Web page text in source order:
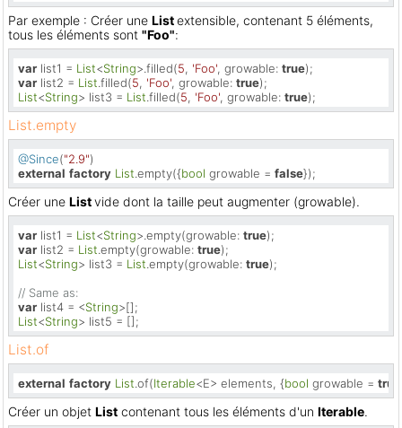
Par exemple : Créer une Listextensible, contenant 5 éléments,
tous les éléments sont "Foo":
var list1 = List<String>.filled(5, 'Foo', growable: true
var list2 = List .filled(5, 'Foo', growable: true
List<String> list3 = List .filled(5, 'Foo', growable: true);
List.empty
@Since("2.9"
external factory List .empty({bool growable = false});
Créer une Listvide dont la taille peut augmenter (growable).
var list1 = List<String>.empty(growable: true
var list2 = List .empty(growable: true
List<String> list3 = List .empty(growable: true);
// Same as:
var list4 = <String
List<String> list5 = [];
List.of
external factory List .of(Iterable<E> elements, {bool growable = true
Créer un objet List contenant tous les éléments d'un Iterable.